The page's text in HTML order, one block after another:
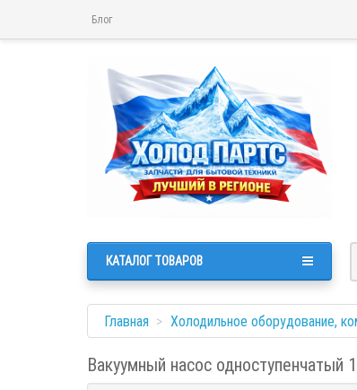
Блог
КАТАЛОГ ТОВАРОВ
Главная Холодильное оборудование,
Вакуумный насос одноступенчатый